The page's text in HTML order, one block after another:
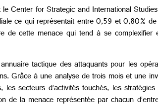
Center for Strategic and International
ce qui représentait entre 0,59 et 0,80%
de cette menace qui tend à se
tactique des attaquants pour les
Grâce à une analyse de trois mois et une
secteurs d’activités touchés, les
de la menace représentée par chacun